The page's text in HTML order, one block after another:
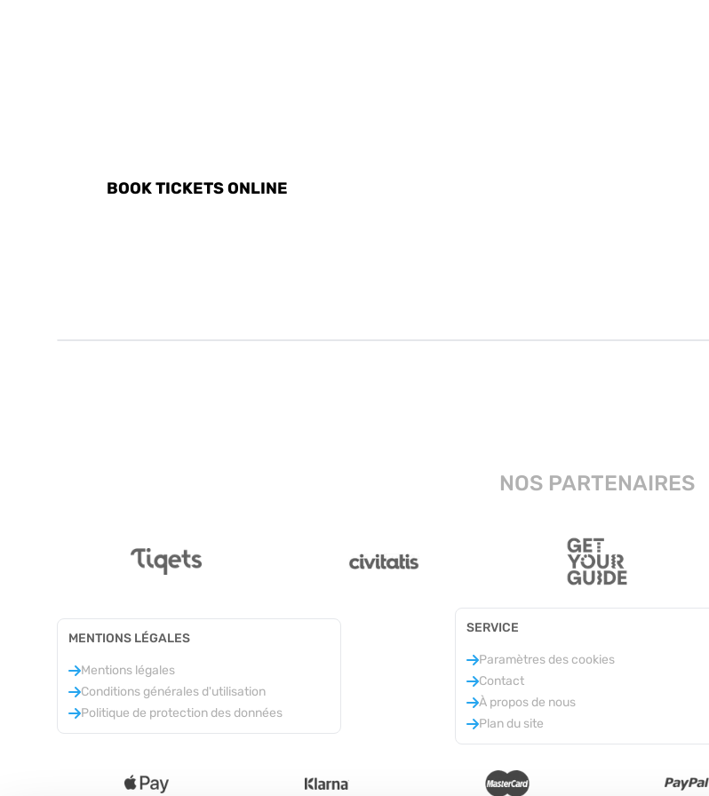
BOOK TICKETS ONLINE
NOS PARTENAIRES
MENTIONS LÉGALES
Mentions légales
Conditions générales d'utilisation
Politique de protection des données
SERVICE
Paramètres des cookies
Contact
À propos de nous
Plan du site